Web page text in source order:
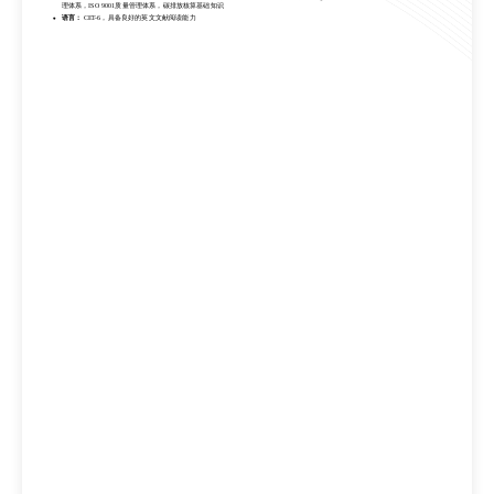
理体系，ISO 9001质量管理体系，碳排放核算基础知识
语言： CET-6，具备良好的英文文献阅读能力